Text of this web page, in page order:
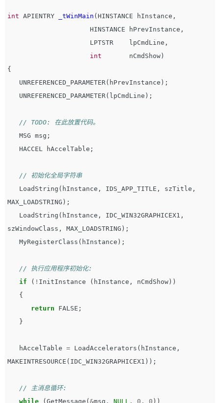
int APIENTRY _tWinMain ( HINSTANCE hInstance ,
HINSTANCE
hPrevInstance ,
LPTSTR
lpCmdLine ,
int
nCmdShow )
{
UNREFERENCED_PARAMETER( hPrevInstance );
UNREFERENCED_PARAMETER( lpCmdLine );
// TODO: 在此放置代码。
MSG msg ;
HACCEL
hAccelTable ;
// 初始化全局字符串
LoadString ( hInstance , IDS_APP_TITLE , szTitle ,
MAX_LOADSTRING );
LoadString ( hInstance , IDC_WIN32GRAPHICEX1 ,
szWindowClass , MAX_LOADSTRING );
MyRegisterClass ( hInstance );
// 执行应用程序初始化:
if
( ! InitInstance ( hInstance , nCmdShow ))
{
return
FALSE ;
}
hAccelTable = LoadAccelerators ( hInstance ,
MAKEINTRESOURCE ( IDC_WIN32GRAPHICEX1 ));
// 主消息循环:
while
( GetMessage ( &msg , NULL , 0 , 0 ))